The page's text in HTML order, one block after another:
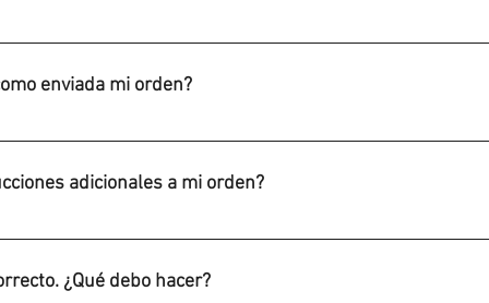
del pedido mientras el estatus de tu orden no esté en
enviada mi orden?
son parte de un flujo de trabajo donde normalmente hay un
adicionales a mi orden?
que se puedan seguir todas tus instrucciones, pero haremos
¿Qué debo hacer?